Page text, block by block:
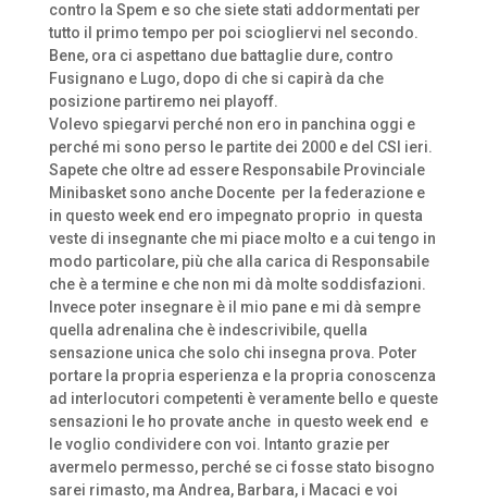
contro la Spem e so che siete stati addormentati per
tutto il primo tempo per poi sciogliervi nel secondo.
Bene, ora ci aspettano due battaglie dure, contro
Fusignano e Lugo, dopo di che si capirà da che
posizione partiremo nei playoff.
Volevo spiegarvi perché non ero in panchina oggi e
perché mi sono perso le partite dei 2000 e del CSI ieri.
Sapete che oltre ad essere Responsabile Provinciale
Minibasket sono anche Docente per la federazione e
in questo week end ero impegnato proprio in questa
veste di insegnante che mi piace molto e a cui tengo in
modo particolare, più che alla carica di Responsabile
che è a termine e che non mi dà molte soddisfazioni.
Invece poter insegnare è il mio pane e mi dà sempre
quella adrenalina che è indescrivibile, quella
sensazione unica che solo chi insegna prova. Poter
portare la propria esperienza e la propria conoscenza
ad interlocutori competenti è veramente bello e queste
sensazioni le ho provate anche in questo week end e
le voglio condividere con voi. Intanto grazie per
avermelo permesso, perché se ci fosse stato bisogno
sarei rimasto, ma Andrea, Barbara, i Macaci e voi